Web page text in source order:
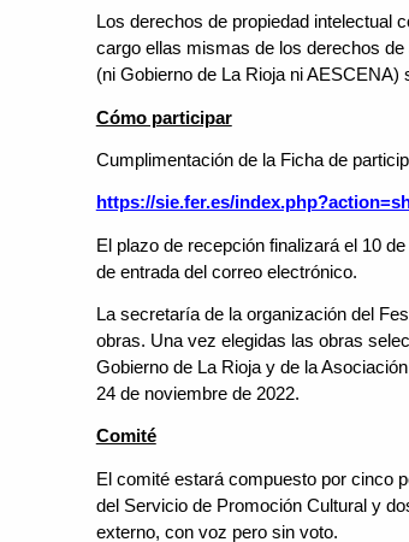
Los derechos de propiedad intelectual
cargo ellas mismas de los derechos
(ni Gobierno de La Rioja ni
Cómo participar
Cumplimentación de la Ficha de
https://sie.fer.es/
El plazo de recepción finalizará el 10
de entrada del correo electrónico.
La secretaría de la organización del
obras. Una vez elegidas las obras
Gobierno de La Rioja y de la
24 de noviembre de 2022.
Comité
El comité estará compuesto por cinco
del Servicio de Promoción Cultural y
externo, con voz pero sin voto.